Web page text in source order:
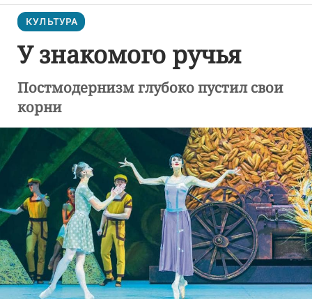
КУЛЬТУРА
У знакомого ручья
Постмодернизм глубоко пустил свои
корни